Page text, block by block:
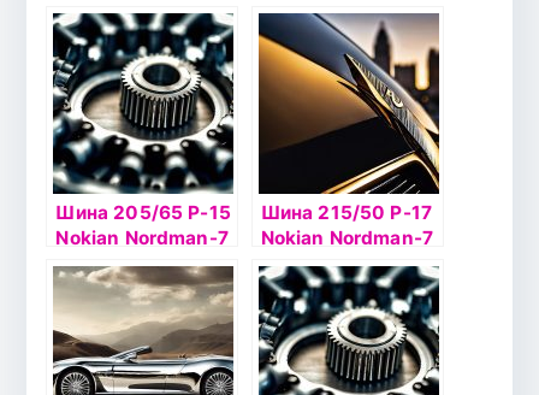
SUV 109T б/к ш
88T б/к шип
Шина 205/65 Р-15
Nokian Nordman-7
99T б/к шип
Шина 215/50 Р-17
Nokian Nordman-7
95T б/к шип